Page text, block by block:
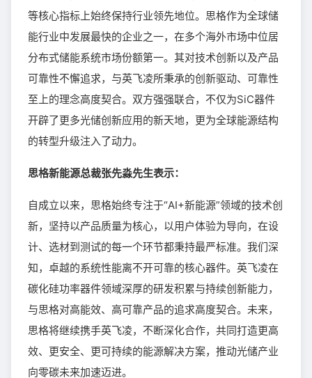
等核心指标上始终保持行业领先地位。思格作为全球储
能行业中发展最快的企业之一，在多个海外市场中位居
分布式储能系统市场份额第一。其对技术创新以及产品
可靠性不懈追求，与英飞凌所秉承的创新驱动、可靠性
至上的理念高度契合。双方强强联合，不仅为SiC器件
开辟了更多光储创新应用的新天地，更为全球能源结构
的转型升级注入了动力。
思格新能源总裁张先淼先生表示：
自成立以来，思格始终专注于“AI+新能源”领域的技术创
新，坚持以产品质量为核心，以用户体验为导向，在设
计、选材到测试的每一个环节都秉持最严标准。我们深
知，卓越的系统性能离不开可靠的核心器件。英飞凌在
碳化硅功率器件领域深厚的研发积累与持续创新能力，
与思格对高能效、高可靠产品的追求高度契合。未来，
思格将继续携手英飞凌，不断深化合作，共同打造更高
效、更安全、更可持续的能源解决方案，推动光储产业
向零碳未来加速迈进。